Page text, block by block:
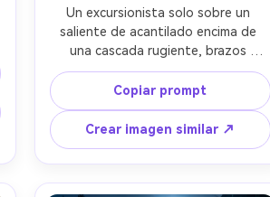
Un excursionista solo sobre un
saliente de acantilado encima de
una cascada rugiente, brazos
levantados en triunfo, chaqueta
impermeable roja brillante, botas de
senderismo y mochila pequeña,
profundidad dramática del valle
detrás, nubes cargadas, viento y
rocío, perspectiva gran angular,
tomada con Nikon Z8, 24mm, detalle
Copiar prompt
Crear imagen similar ↗